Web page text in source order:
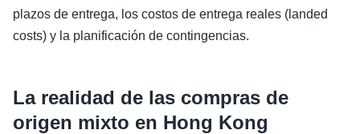
plazos de entrega, los costos de entrega reales (landed
costs) y la planificación de contingencias.
La realidad de las compras de
origen mixto en Hong Kong